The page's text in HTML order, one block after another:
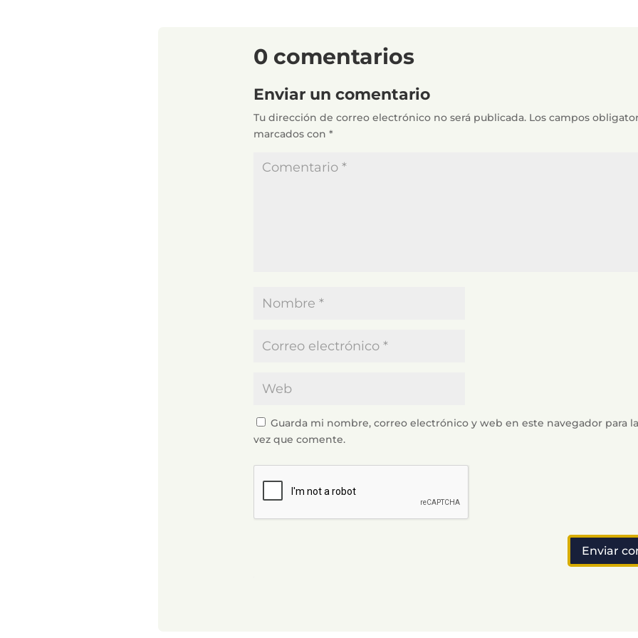
0 comentarios
Enviar un comentario
Tu dirección de correo electrónico no será publicada. Los campos
marcados con*
Guarda mi nombre, correo electrónico y web en este navegador para
vez que comente.
Enviar